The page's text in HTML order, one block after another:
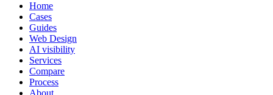
Home
Cases
Guides
Web Design
AI visibility
Services
Compare
Process